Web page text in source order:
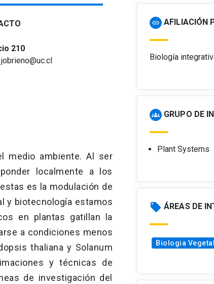
210
jobrieno@uc.cl
medio ambiente. Al ser
localmente a los
es la modulación de
y biotecnología estamos
en plantas gatillan la
a condiciones menos
thaliana y Solanum
y técnicas de
de investigación del
link AFILIACIÓN
Biología
groups GRUPO DE
Plant Systems
local_offer ÁREAS DE
Biologia Vegetal